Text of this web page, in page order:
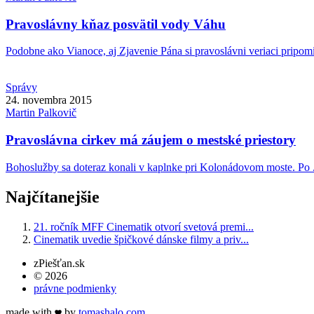
Pravoslávny kňaz posvätil vody Váhu
Podobne ako Vianoce, aj Zjavenie Pána si pravoslávni veriaci
Správy
24. novembra 2015
Martin Palkovič
Pravoslávna cirkev má záujem o mestské priestory
Bohoslužby sa doteraz konali v kaplnke pri Kolonádovom moste. Po
Najčítanejšie
21. ročník MFF Cinematik otvorí svetová premi...
Cinematik uvedie špičkové dánske filmy a priv...
zPiešťan.sk
© 2026
právne podmienky